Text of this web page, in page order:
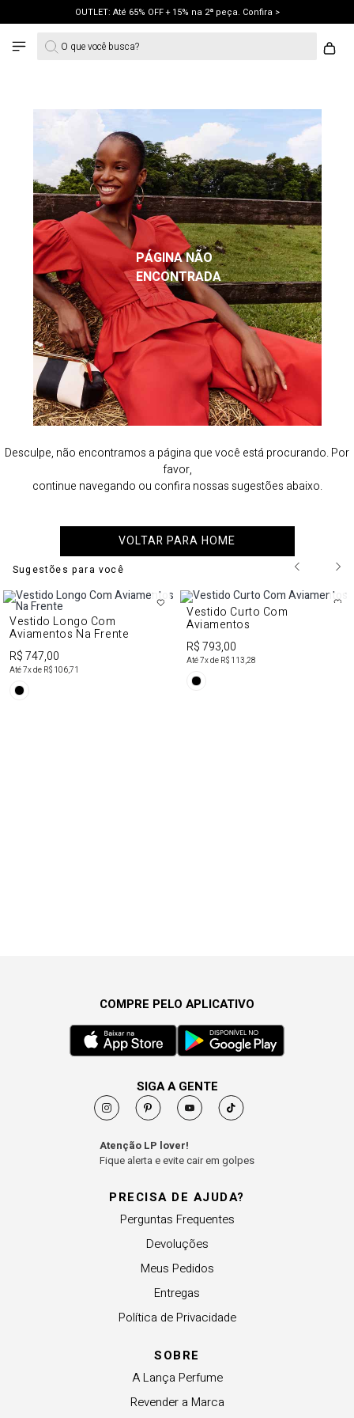
OUTLET: Até 65% OFF + 15% na 2ª peça. Confira >
O que você busca?
PÁGINA NÃO
ENCONTRADA
Desculpe, não encontramos a página que você está procurando. Por
favor,
continue navegando ou confira nossas sugestões abaixo.
VOLTAR PARA HOME
Sugestões para você
Vestido Longo Com
Aviamentos Na Frente
R$ 747,00
Até7x de R$ 106,71
Vestido Curto Com
Aviamentos
R$ 793,00
Até7x de R$ 113,28
PRECISA DE AJUDA?
Perguntas Frequentes
Devoluções
Meus Pedidos
Entregas
Política de Privacidade
SOBRE
A Lança Perfume
Revender a Marca
COMPRE PELO APLICATIVO
SIGA A GENTE
Atenção LP lover!
Fique alerta e evite cair em golpes